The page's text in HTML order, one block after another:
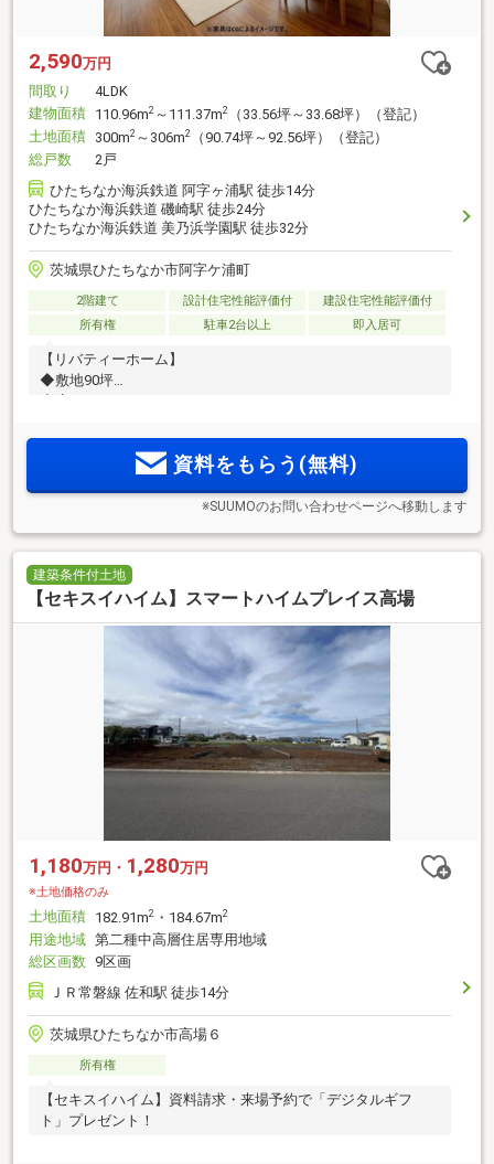
2,590万円
間取り
4LDK
建物面積 110.96m2 ～111.37m2
（33.56坪～33.68坪）（登記）
土地面積 300m2 ～306m2
（90.74坪～92.56坪）（登記）
総戸数
2戸
ひたちなか海浜鉄道 阿字ヶ浦駅 徒歩14分
ひたちなか海浜鉄道 磯崎駅 徒歩24分
ひたちなか海浜鉄道 美乃浜学園駅 徒歩32分
茨城県ひたちなか市阿字ケ浦町
2階建て 設計住宅性能評価付
建設住宅性能評価付
所有権
駐車2台以上 即入居可
【リバティーホーム】
◆敷地90坪
資料をもらう(無料)
※SUUMOのお問い合わせページへ移動します
建築条件付土地
【セキスイハイム】スマートハイムプレイス高場
1,180万円・ 1,280万円
※土地価格のみ
土地面積 182.91m2 ・184.67m2
用途地域 第二種中高層住居専用地域
総区画数 9区画
ＪＲ常磐線 佐和駅 徒歩14分
茨城県ひたちなか市高場６
所有権
【セキスイハイム】資料請求・来場予約で「デジタルギフ
ト」プレゼント！